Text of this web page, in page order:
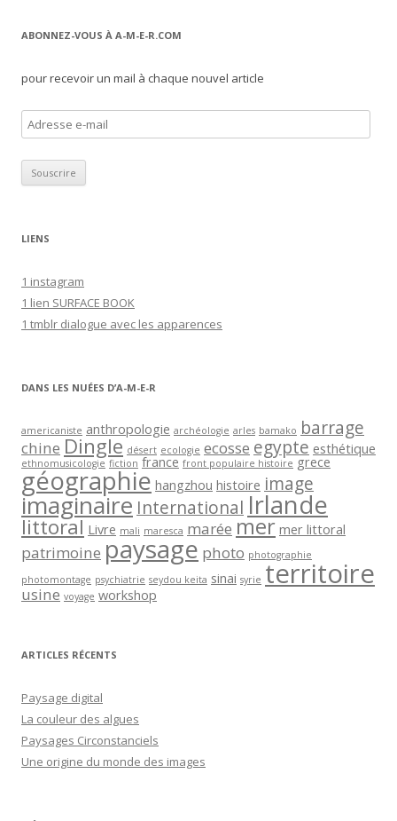
ABONNEZ-VOUS À A-M-E-R.COM
pour recevoir un mail à chaque nouvel article
d
r
e
-
m
a
LIENS
1 instagram
1 lien SURFACE BOOK
1 tmblr dialogue avec les apparences
DANS LES NUÉES D’A-M-E-R
americaniste anthropologie archéologie arles bamako barrage
chine Dingle désert ecologie ecosse egypte esthétique
ethnomusicologie fiction france front populaire histoire grece
géographie hangzhou histoire image
imaginaire International Irlande
littoral Livre mali maresca marée mer mer littoral
patrimoine paysage photo photographie
photomontage psychiatrie seydou keita sinai syrie territoire
usine voyage workshop
ARTICLES RÉCENTS
Paysage digital
La couleur des algues
Paysages Circonstanciels
Une origine du monde des images